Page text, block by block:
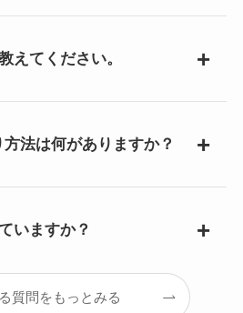
えてください。
法は何がありますか？
いますか？
質問をもっとみる